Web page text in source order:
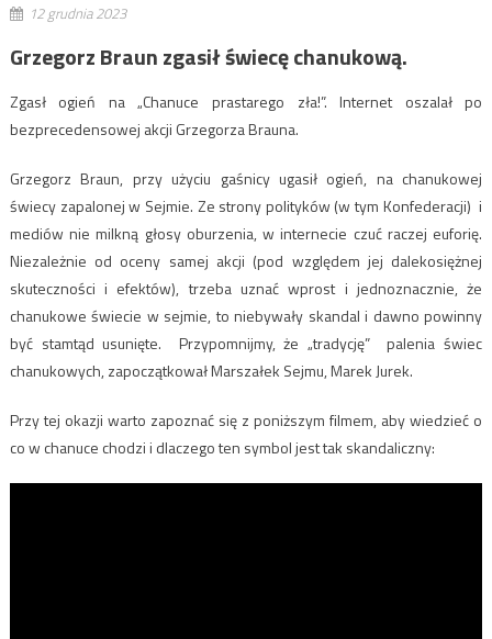
12 grudnia 2023
Grzegorz Braun zgasił świecę chanukową.
Zgasł ogień na „Chanuce prastarego zła!”. Internet oszalał po
bezprecedensowej akcji Grzegorza Brauna.
Grzegorz Braun, przy użyciu gaśnicy ugasił ogień, na chanukowej
świecy zapalonej w Sejmie. Ze strony polityków (w tym Konfederacji) i
mediów nie milkną głosy oburzenia, w internecie czuć raczej euforię.
Niezależnie od oceny samej akcji (pod względem jej dalekosiężnej
skuteczności i efektów), trzeba uznać wprost i jednoznacznie, że
chanukowe świecie w sejmie, to niebywały skandal i dawno powinny
być stamtąd usunięte. Przypomnijmy, że „tradycję” palenia świec
chanukowych, zapoczątkował Marszałek Sejmu, Marek Jurek.
Przy tej okazji warto zapoznać się z poniższym filmem, aby wiedzieć o
co w chanuce chodzi i dlaczego ten symbol jest tak skandaliczny: